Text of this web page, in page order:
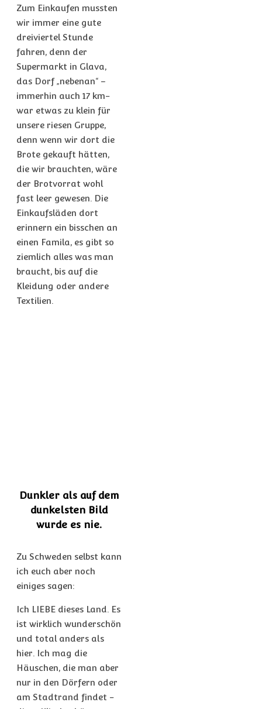
Zum Einkaufen mussten
wir immer eine gute
dreiviertel Stunde
fahren, denn der
Supermarkt in Glava,
das Dorf „nebenan“ –
immerhin auch 17 km-
war etwas zu klein für
unsere riesen Gruppe,
denn wenn wir dort die
Brote gekauft hätten,
die wir brauchten, wäre
der Brotvorrat wohl
fast leer gewesen. Die
Einkaufsläden dort
erinnern ein bisschen an
einen Famila, es gibt so
ziemlich alles was man
braucht, bis auf die
Kleidung oder andere
Textilien.
Dunkler als auf dem
dunkelsten Bild
wurde es nie.
Zu Schweden selbst kann
ich euch aber noch
einiges sagen:
Ich LIEBE dieses Land. Es
ist wirklich wunderschön
und total anders als
hier. Ich mag die
Häuschen, die man aber
nur in den Dörfern oder
am Stadtrand findet -